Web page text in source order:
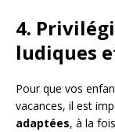
4.
ludiques
Pour que vos
vacances, il est
adaptées, à la